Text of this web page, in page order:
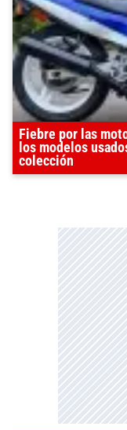
Fiebre por las
los modelos
colección